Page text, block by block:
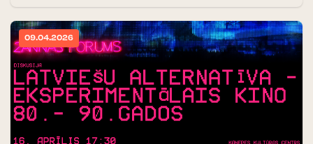
09.04.2026